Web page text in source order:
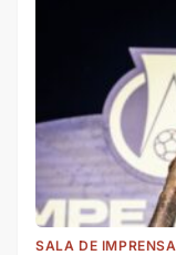
SALA DE IMPRENSA